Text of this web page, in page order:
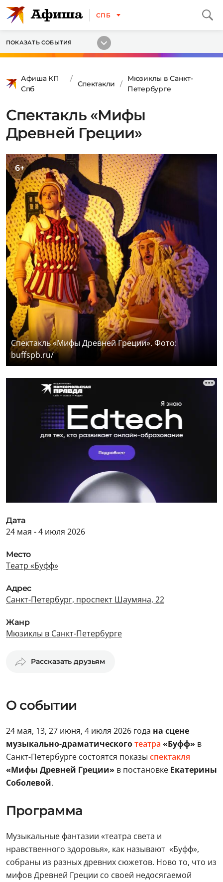
СПБ
ПОКАЗАТЬ СОБЫТИЯ
Афиша КП
Спб
Спектакли
Мюзиклы в Санкт-
Петербурге
Спектакль «Мифы
Древней Греции»
6+
Спектакль «Мифы Древней Греции». Фото:
buffspb.ru/
Дата
24 мая - 4 июля 2026
Место
Театр «Буфф»
Адрес
Санкт-Петербург, проспект Шаумяна, 22
Жанр
Мюзиклы в Санкт-Петербурге
Рассказать друзьям
О событии
24 мая, 13, 27 июня, 4 июля 2026 года на сцене
музыкально-драматическоготеатра «Буфф» в
Санкт-Петербурге состоятся показы спектакля
«Мифы Древней Греции» в постановке Екатерины
Соболевой.
Программа
Музыкальные фантазии «театра света и
нравственного здоровья», как называют «Буфф»,
собраны из разных древних сюжетов. Ново то, что из
мифов Древней Греции со своей недосягаемой